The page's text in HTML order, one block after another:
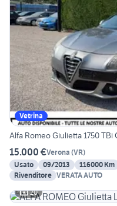
Vetrina
Alfa Romeo Giulietta 1750 TBi
15.000 €Verona (VR)
Usato
09/2013 116000 Km
Rivenditore VERATA AUTO
20